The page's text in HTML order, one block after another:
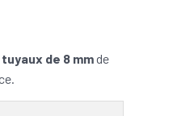
tuyaux de 8 mmde